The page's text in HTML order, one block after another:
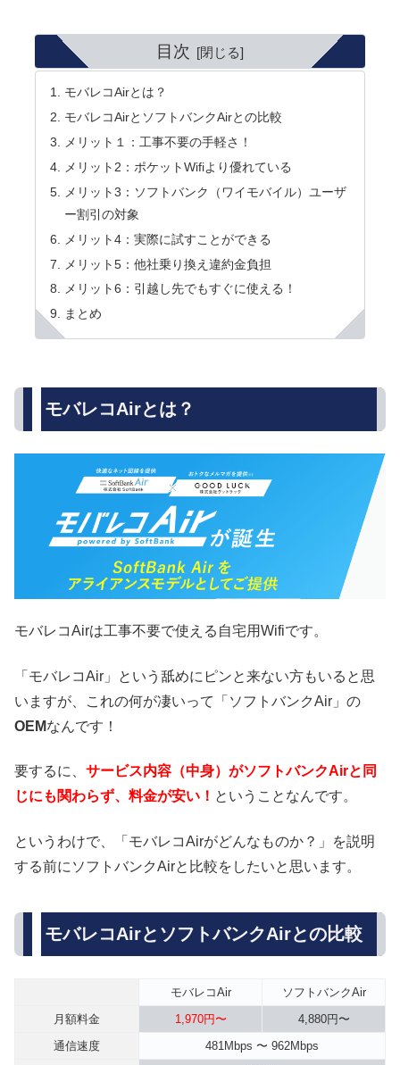
目次
モバレコAirとは？
モバレコAirとソフトバンクAirとの比較
メリット１：工事不要の手軽さ！
メリット2：ポケットWifiより優れている
メリット3：ソフトバンク（ワイモバイル）ユーザ
ー割引の対象
メリット4：実際に試すことができる
メリット5：他社乗り換え違約金負担
メリット6：引越し先でもすぐに使える！
まとめ
モバレコAirとは？
モバレコAirは工事不要で使える自宅用Wifiです。
「モバレコAir」という舐めにピンと来ない方もいると思
いますが、これの何が凄いって「ソフトバンクAir」の
OEMなんです！
要するに、 サービス内容（中身）がソフトバンクAirと同
じにも関わらず、料金が安い！ ということなんです。
というわけで、「モバレコAirがどんなものか？」を説明
する前にソフトバンクAirと比較をしたいと思います。
モバレコAirとソフトバンクAirとの比較
モバレコAir
ソフトバンクAir
月額料金
1,970円〜
4,880円〜
通信速度
481Mbps 〜 962Mbps